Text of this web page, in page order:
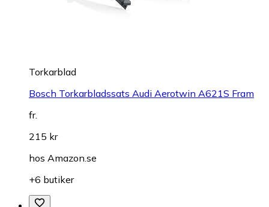
Torkarblad
Bosch Torkarbladssats Audi Aerotwin A621S Fram
fr.
215 kr
hos Amazon.se
+6 butiker